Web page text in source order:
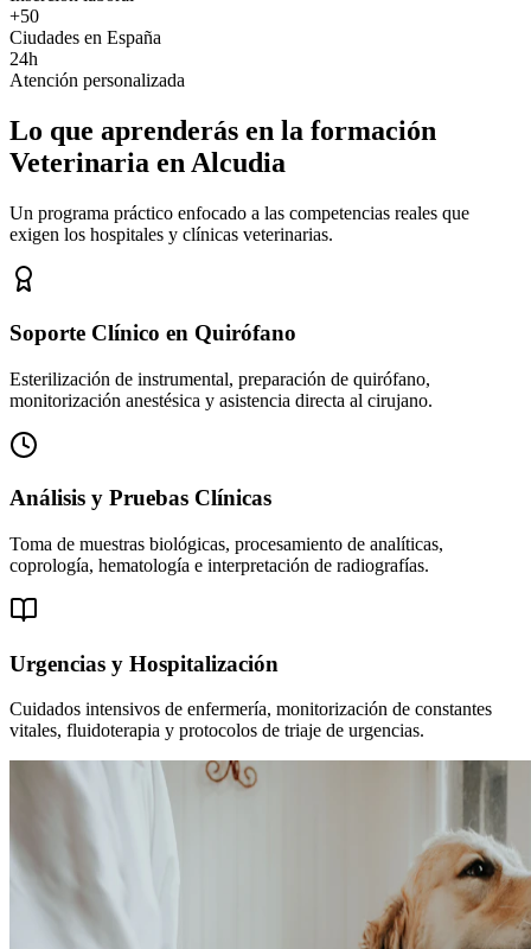
+50
Ciudades en España
24h
Atención personalizada
Lo que aprenderás en la formación
Veterinaria en Alcudia
Un programa práctico enfocado a las competencias reales que
exigen los hospitales y clínicas veterinarias.
Soporte Clínico en Quirófano
Esterilización de instrumental, preparación de quirófano,
monitorización anestésica y asistencia directa al cirujano.
Análisis y Pruebas Clínicas
Toma de muestras biológicas, procesamiento de analíticas,
coprología, hematología e interpretación de radiografías.
Urgencias y Hospitalización
Cuidados intensivos de enfermería, monitorización de constantes
vitales, fluidoterapia y protocolos de triaje de urgencias.